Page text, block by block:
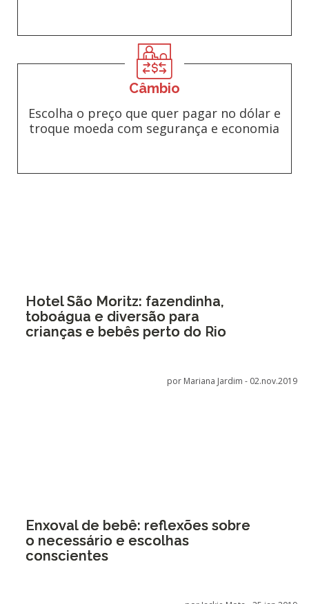
Câmbio
Escolha o preço que quer pagar no dólar e
troque moeda com segurança e economia
Hotel São Moritz: fazendinha,
toboágua e diversão para
crianças e bebês perto do Rio
por Mariana Jardim - 02.nov.2019
Enxoval de bebê: reflexões sobre
o necessário e escolhas
conscientes